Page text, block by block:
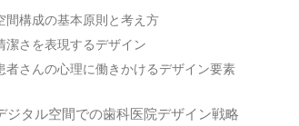
間構成の基本原則と考え方
潔さを表現するデザイン
者さんの心理に働きかけるデザイン要素
ジタル空間での歯科医院デザイン戦略